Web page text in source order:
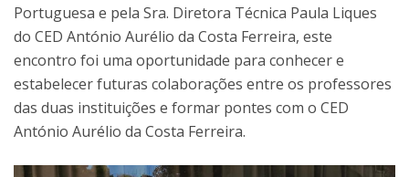
Portuguesa e pela Sra. Diretora Técnica Paula Liques
do CED António Aurélio da Costa Ferreira, este
encontro foi uma oportunidade para conhecer e
estabelecer futuras colaborações entre os professores
das duas instituições e formar pontes com o CED
António Aurélio da Costa Ferreira.